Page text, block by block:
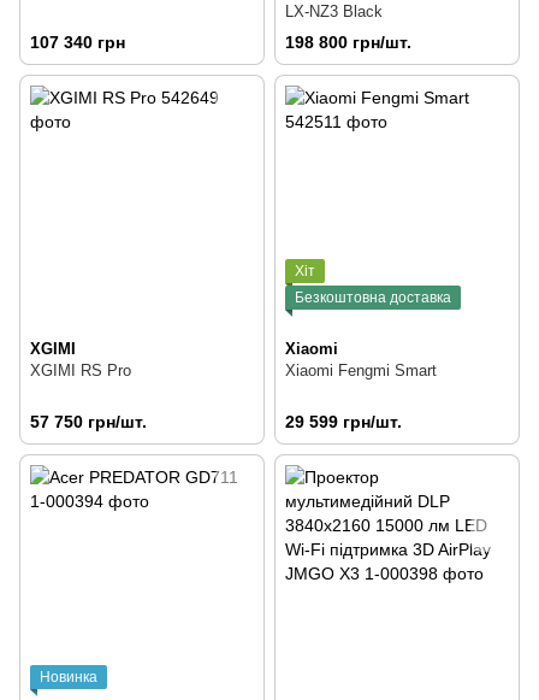
107 340 грн
LX-NZ3 Black
198 800 грн/шт.
XGIMI
XGIMI RS Pro
57 750 грн/шт.
Хіт
Безкоштовна доставка
Xiaomi
Xiaomi Fengmi Smart
29 599 грн/шт.
Новинка